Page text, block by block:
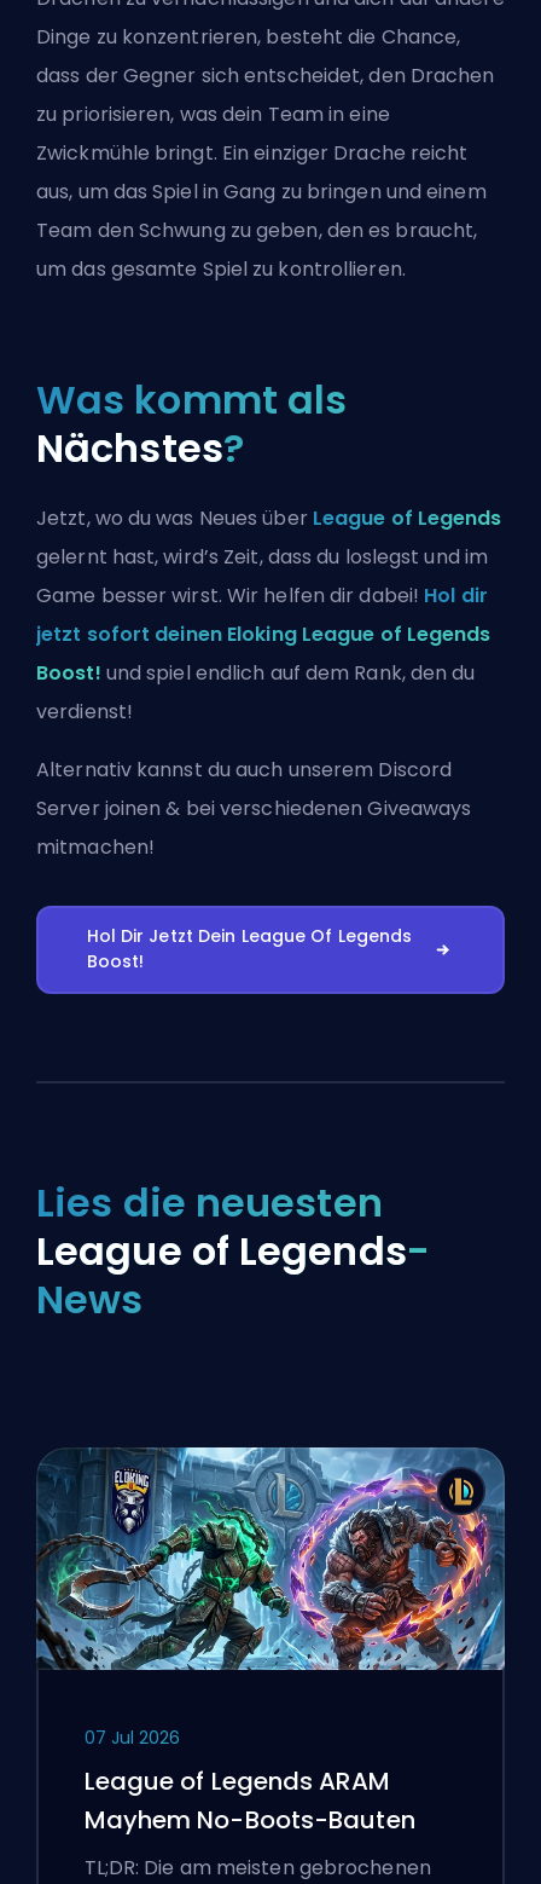
Dinge zu konzentrieren, besteht die Chance,
dass der Gegner sich entscheidet, den Drachen
zu priorisieren, was dein Team in eine
Zwickmühle bringt. Ein einziger Drache reicht
aus, um das Spiel in Gang zu bringen und einem
Team den Schwung zu geben, den es braucht,
um das gesamte Spiel zu kontrollieren.
Was kommt als
Nächstes?
Jetzt, wo du was Neues über League of Legends
gelernt hast, wird’s Zeit, dass du loslegst und im
Game besser wirst. Wir helfen dir dabei! Hol dir
jetzt sofort deinen Eloking League of Legends
Boost! und spiel endlich auf dem Rank, den du
verdienst!
Alternativ kannst du auch unserem Discord
Server joinen & bei verschiedenen Giveaways
mitmachen!
Hol Dir Jetzt Dein League Of Legends
Boost!
Lies die neuesten
League of Legends-
News
07 Jul 2026
League of Legends ARAM
Mayhem No-Boots-Bauten
TL;DR: Die am meisten gebrochenen